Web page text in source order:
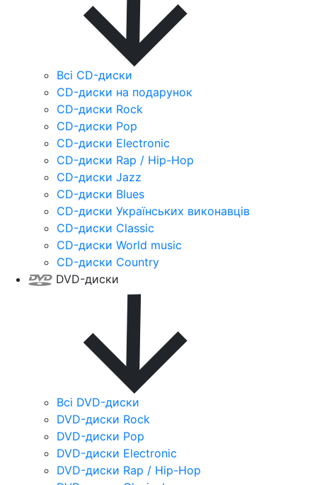
Всі CD-диски
CD-диски на подарунок
CD-диски Rock
CD-диски Pop
CD-диски Electronic
CD-диски Rap / Hip-Hop
CD-диски Jazz
CD-диски Blues
CD-диски Українських виконавців
CD-диски Classic
CD-диски World music
CD-диски Country
DVD-диски
Всі DVD-диски
DVD-диски Rock
DVD-диски Pop
DVD-диски Electronic
DVD-диски Rap / Hip-Hop